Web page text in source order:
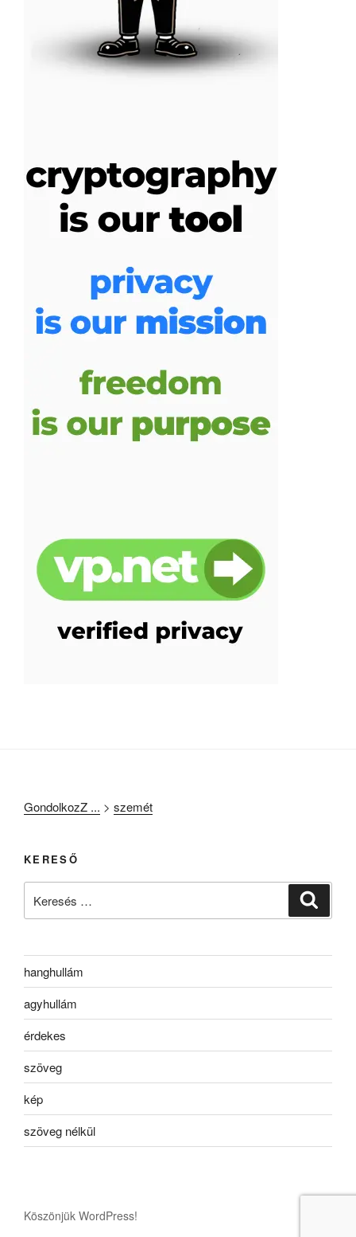
GondolkozZ ... > szemét
KERESŐ
hanghullám
agyhullám
érdekes
szöveg
kép
szöveg nélkül
Köszönjük WordPress!